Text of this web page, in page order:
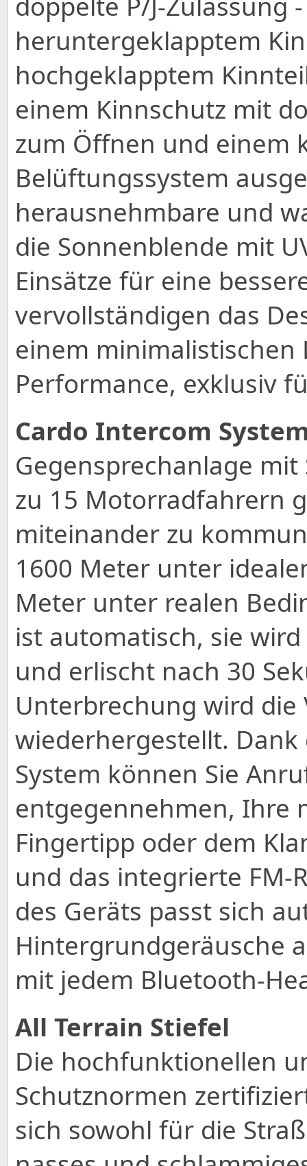
heruntergeklapptem
hochgeklapptem
einem Kinnschutz mit
zum Öffnen und einem
Belüftungssystem
herausnehmbare und
die Sonnenblende mit
Einsätze für eine
vervollständigen das
einem minimalistischen
Performance, exklusiv
Cardo Intercom
Gegensprechanlage
zu 15 Motorradfahrern
miteinander zu
1600 Meter unter
Meter unter realen
ist automatisch, sie
und erlischt nach 30
Unterbrechung wird
wiederhergestellt.
System können Sie
entgegennehmen, Ihre
Fingertipp oder dem
und das integrierte FM-
des Geräts passt sich
Hintergrundgeräusche
mit jedem Bluetooth-
All Terrain Stiefel
Die hochfunktionellen
Schutznormen
sich sowohl für die